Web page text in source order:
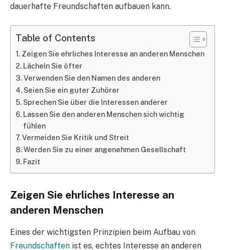
dauerhafte Freundschaften aufbauen kann.
Table of Contents
Zeigen Sie ehrliches Interesse an anderen Menschen
Lächeln Sie öfter
Verwenden Sie den Namen des anderen
Seien Sie ein guter Zuhörer
Sprechen Sie über die Interessen anderer
Lassen Sie den anderen Menschen sich wichtig
fühlen
Vermeiden Sie Kritik und Streit
Werden Sie zu einer angenehmen Gesellschaft
Fazit
Zeigen Sie ehrliches Interesse an
anderen Menschen
Eines der wichtigsten Prinzipien beim Aufbau von
Freundschaften ist es, echtes Interesse an anderen